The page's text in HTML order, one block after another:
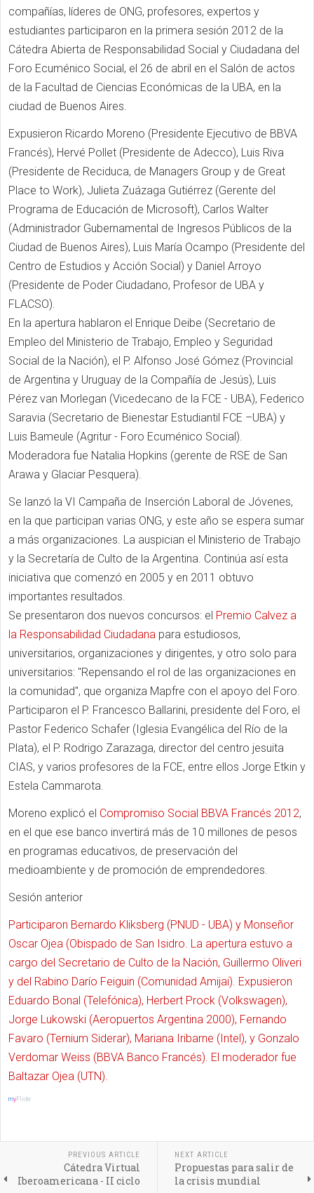
compañías, líderes de ONG, profesores, expertos y
estudiantes participaron en la primera sesión 2012 de la
Cátedra Abierta de Responsabilidad Social y Ciudadana del
Foro Ecuménico Social, el 26 de abril en el Salón de actos
de la Facultad de Ciencias Económicas de la UBA, en la
ciudad de Buenos Aires.
Expusieron Ricardo Moreno (Presidente Ejecutivo de BBVA
Francés), Hervé Pollet (Presidente de Adecco), Luis Riva
(Presidente de Reciduca, de Managers Group y de Great
Place to Work), Julieta Zuázaga Gutiérrez (Gerente del
Programa de Educación de Microsoft), Carlos Walter
(Administrador Gubernamental de Ingresos Públicos de la
Ciudad de Buenos Aires), Luis María Ocampo (Presidente del
Centro de Estudios y Acción Social) y Daniel Arroyo
(Presidente de Poder Ciudadano, Profesor de UBA y
FLACSO).
En la apertura hablaron el Enrique Deibe (Secretario de
Empleo del Ministerio de Trabajo, Empleo y Seguridad
Social de la Nación), el P. Alfonso José Gómez (Provincial
de Argentina y Uruguay de la Compañía de Jesús), Luis
Pérez van Morlegan (Vicedecano de la FCE - UBA), Federico
Saravia (Secretario de Bienestar Estudiantil FCE –UBA) y
Luis Bameule (Agritur - Foro Ecuménico Social).
Moderadora fue Natalia Hopkins (gerente de RSE de San
Arawa y Glaciar Pesquera).
Se lanzó la VI Campaña de Inserción Laboral de Jóvenes,
en la que participan varias ONG, y este año se espera sumar
a más organizaciones. La auspician el Ministerio de Trabajo
y la Secretaría de Culto de la Argentina. Continúa así esta
iniciativa que comenzó en 2005 y en 2011 obtuvo
importantes resultados.
Se presentaron dos nuevos concursos: el Premio Calvez a
la Responsabilidad Ciudadana para estudiosos,
universitarios, organizaciones y dirigentes, y otro solo para
universitarios: "Repensando el rol de las organizaciones en
la comunidad", que organiza Mapfre con el apoyo del Foro.
Participaron el P. Francesco Ballarini, presidente del Foro, el
Pastor Federico Schafer (Iglesia Evangélica del Río de la
Plata), el P. Rodrigo Zarazaga, director del centro jesuita
CIAS, y varios profesores de la FCE, entre ellos Jorge Etkin y
Estela Cammarota.
Moreno explicó el Compromiso Social BBVA Francés 2012,
en el que ese banco invertirá más de 10 millones de pesos
en programas educativos, de preservación del
medioambiente y de promoción de emprendedores.
Sesión anterior
Participaron Bernardo Kliksberg (PNUD - UBA) y Monseñor
Oscar Ojea (Obispado de San Isidro. La apertura estuvo a
cargo del Secretario de Culto de la Nación, Guillermo Oliveri
y del Rabino Darío Feiguin (Comunidad Amijai). Expusieron
Eduardo Bonal (Telefónica), Herbert Prock (Volkswagen),
Jorge Lukowski (Aeropuertos Argentina 2000), Fernando
Favaro (Ternium Siderar), Mariana Iribarne (Intel), y Gonzalo
Verdomar Weiss (BBVA Banco Francés). El moderador fue
Baltazar Ojea (UTN).
my Flickr
PREVIOUS ARTICLE
Cátedra Virtual
Iberoamericana - II ciclo
NEXT ARTICLE
Propuestas para salir de
la crisis mundial